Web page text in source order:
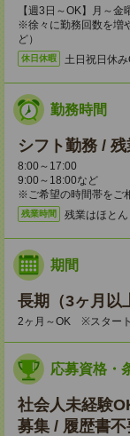
【週3日～OK】月～金
※徐々に勤務回数を増
ど）
休日休暇 土日祝日休み
勤務時間
シフト勤務 /
8:00～17:00
9:00～18:00など
※ご希望の時間帯をご
残業時間 残業はほとん
期間
長期（3ヶ月以
2ヶ月～OK ※スタート
応募資格・
社会人未経験
募集 / 履歴書